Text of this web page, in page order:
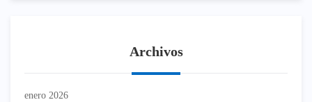
Archivos
enero 2026